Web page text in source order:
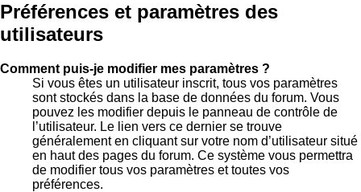
Préférences et paramètres des
utilisateurs
Comment puis-je modifier mes paramètres ?
Si vous êtes un utilisateur inscrit, tous vos paramètres
sont stockés dans la base de données du forum. Vous
pouvez les modifier depuis le panneau de contrôle de
l’utilisateur. Le lien vers ce dernier se trouve
généralement en cliquant sur votre nom d’utilisateur situé
en haut des pages du forum. Ce système vous permettra
de modifier tous vos paramètres et toutes vos
préférences.